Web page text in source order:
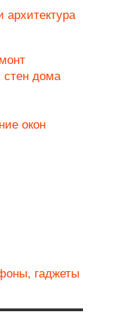
стен дома
окон
гаджеты